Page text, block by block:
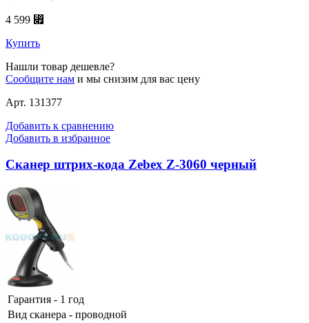
4 599 ⃏
Купить
Нашли товар дешевле?
Сообщите нам и мы снизим для вас цену
Арт. 131377
Добавить к сравнению
Добавить в избранное
Сканер штрих-кода Zebex Z-3060 черный
Гарантия - 1 год
Вид сканера - проводной